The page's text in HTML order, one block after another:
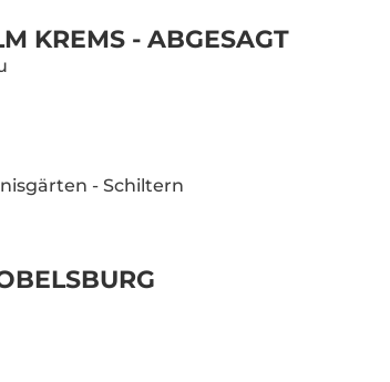
KREMS - ABGESAGT
- Schiltern